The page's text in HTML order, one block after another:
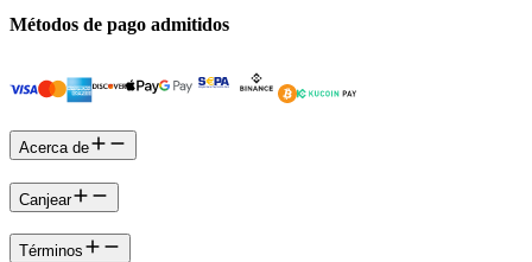
Métodos de pago admitidos
Acerca de
Canjear
Términos